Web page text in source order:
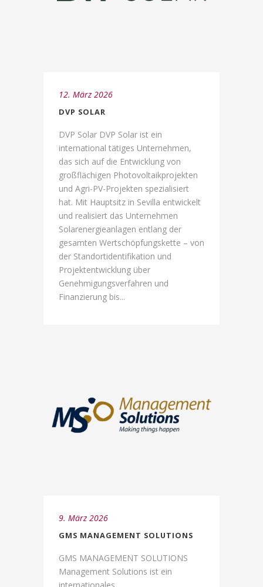
12. März 2026
DVP SOLAR
DVP Solar DVP Solar ist ein
international tätiges Unternehmen,
das sich auf die Entwicklung von
großflächigen Photovoltaikprojekten
und Agri-PV-Projekten spezialisiert
hat. Mit Hauptsitz in Sevilla entwickelt
und realisiert das Unternehmen
Solarenergieanlagen entlang der
gesamten Wertschöpfungskette – von
der Standortidentifikation und
Projektentwicklung über
Genehmigungsverfahren und
Finanzierung bis...
9. März 2026
GMS MANAGEMENT SOLUTIONS
GMS MANAGEMENT SOLUTIONS
Management Solutions ist ein